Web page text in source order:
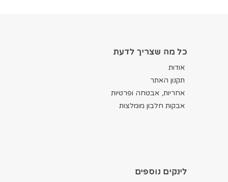
כל מה שצריך לדעת
אודות
תקנון האתר
אחריות, אבטחה ופרטיות
אבקות חלבון מומלצות
לינקים נוספים